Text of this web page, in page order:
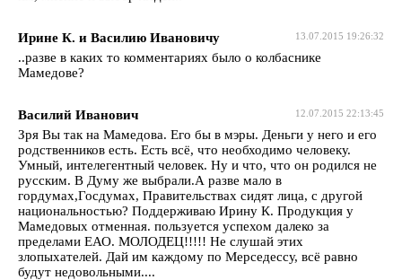
13.07.2015 19:26:32
Ирине К. и Василию Ивановичу
..разве в каких то комментариях было о колбаснике
Мамедове?
12.07.2015 22:13:45
Василий Иванович
Зря Вы так на Мамедова. Его бы в мэры. Деньги у него и его
родственников есть. Есть всё, что необходимо человеку.
Умный, интелегентный человек. Ну и что, что он родился не
русским. В Думу же выбрали.А разве мало в
гордумах,Госдумах, Правительствах сидят лица, с другой
национальностью? Поддерживаю Ирину К. Продукция у
Мамедовых отменная. пользуется успехом далеко за
пределами ЕАО. МОЛОДЕЦ!!!!! Не слушай этих
злопыхателей. Дай им каждому по Мерседессу, всё равно
будут недовольными....